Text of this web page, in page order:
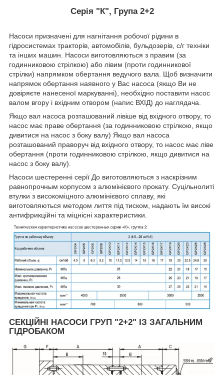
Серія "К", Група 2+2
Насоси призначені для нагнітання робочої рідини в
гідросистемах тракторів, автомобілів, бульдозерів, с/г техніки
та інших машин. Насоси виготовляються з правим (за
годинниковою стрілкою) або лівим (проти годинникової
стрілки) напрямком обертання ведучого вала. Щоб визначити
напрямок обертання наявного у Вас насоса (якщо Ви не
довіряєте нанесеної маркуванні), необхідно поставити насос
валом вгору і вхідним отвором (напис ВХІД) до наглядача.
Якщо вал насоса розташований лівіше від вхідного отвору, то
насос має праве обертання (за годинниковою стрілкою, якщо
дивитися на насос з боку валу) Якщо вал насоса
розташований праворуч від вхідного отвору, то насос має ліве
обертання (проти годинниковою стрілкою, якщо дивитися на
насос з боку валу).
Насоси шестеренні серії До виготовляються з наскрізним
равнопрочным корпусом з алюмінієвого прокату. Суцільнолиті
втулки з високоміцного алюмінієвого сплаву, які
виготовляються методом лиття під тиском, надають їм високі
антифрикційні та міцнісні характеристики.
СЕКЦІЙНІ НАСОСИ ГРУП "2+2" ІЗ ЗАГАЛЬНИМ
ГІДРОБАКОМ